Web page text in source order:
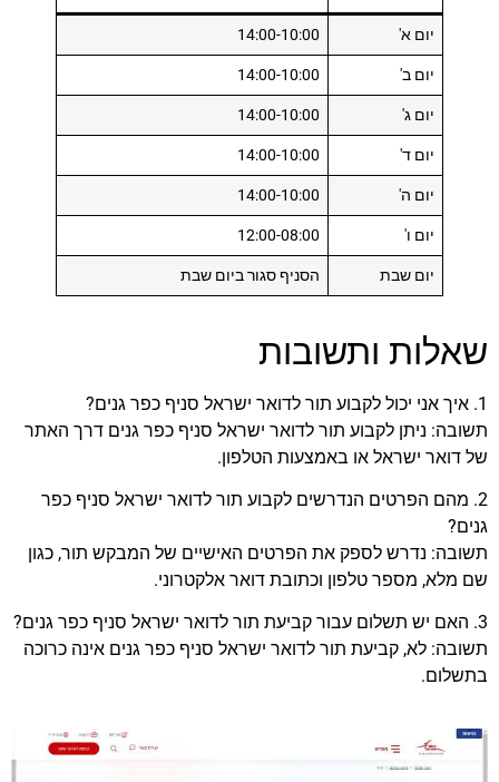
יום א' 14:00-10:00
יום ב' 14:00-10:00
יום ג' 14:00-10:00
יום ד' 14:00-10:00
יום ה' 14:00-10:00
יום ו' 12:00-08:00
יום שבת הסניף סגור ביום שבת
שאלות ותשובות
1. איך אני יכול לקבוע תור לדואר ישראל סניף כפר גנים?
תשובה: ניתן לקבוע תור לדואר ישראל סניף כפר גנים דרך האתר
של דואר ישראל או באמצעות הטלפון.
2. מהם הפרטים הנדרשים לקבוע תור לדואר ישראל סניף כפר
גנים?
תשובה: נדרש לספק את הפרטים האישיים של המבקש תור, כגון
שם מלא, מספר טלפון וכתובת דואר אלקטרוני.
3. האם יש תשלום עבור קביעת תור לדואר ישראל סניף כפר גנים?
תשובה: לא, קביעת תור לדואר ישראל סניף כפר גנים אינה כרוכה
בתשלום.